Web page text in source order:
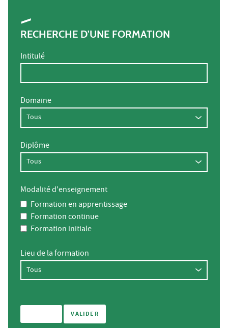
RECHERCHE D'UNE FORMATION
Intitulé
Domaine
Diplôme
Modalité d'enseignement
Formation en apprentissage
Formation continue
Formation initiale
Lieu de la formation